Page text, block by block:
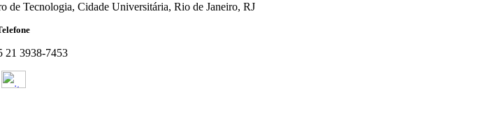
Tecnologia, Cidade Universitária, Rio de Janeiro, RJ
21 3938-7453